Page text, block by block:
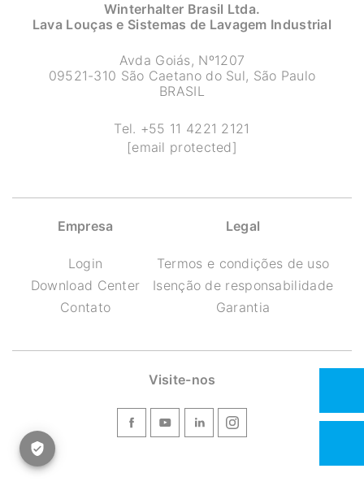
Winterhalter Brasil Ltda.
Lava Louças e Sistemas de Lavagem Industrial
Avda Goiás, Nº1207
09521-310 São Caetano do Sul, São Paulo
BRASIL
Tel. +55 11 4221 2121
[email protected]
Empresa
Login
Download Center
Contato
Legal
Termos e condições de uso
Isenção de responsabilidade
Garantia
Visite-nos